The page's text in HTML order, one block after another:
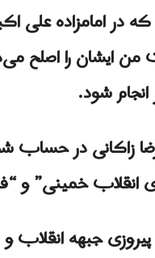
در امامزاده علی
ایشان را اصلح
شود.
زاکانی در حساب
انقلاب خمینی” و
جبهه انقلاب